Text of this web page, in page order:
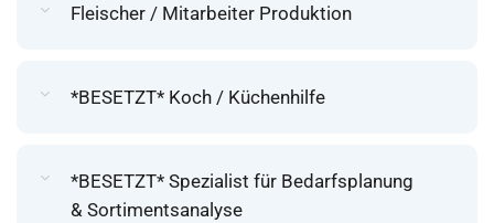
Fleischer / Mitarbeiter Produktion
*BESETZT* Koch / Küchenhilfe
*BESETZT* Spezialist für Bedarfsplanung
& Sortimentsanalyse